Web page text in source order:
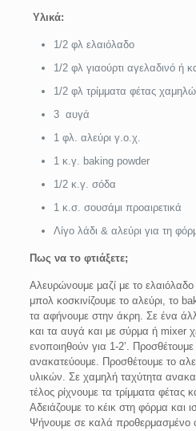
Υλικά:
1/2 φλ ελαιόλαδο
1/2 φλ γιαούρτι αγελαδινό ή
1/2 φλ τρίμματα φέτας
3 αυγά
1 φλ. αλεύρι γ.ο.χ.
1 κ.γ. baking powder
1/2 κ.γ. σόδα
1 κ.σ. σουσάμι προαιρετικά
Λίγο λάδι & αλεύρι για τη
Πως να το φτιάξετε;
Αλευρώνουμε μαζί με το
μπολ κοσκινίζουμε το αλεύρι, το
τα αφήνουμε στην άκρη. Σε ένα
και τα αυγά και με σύρμα ή mixer
ενοποιηθούν για 1-2’. Προσθέτουμε
ανακατεύουμε. Προσθέτουμε το
υλικών. Σε χαμηλή ταχύτητα
τέλος ρίχνουμε τα τρίμματα φέτας
Αδειάζουμε το κέικ στη φόρμα και
Ψήνουμε σε καλά προθερμασμένο